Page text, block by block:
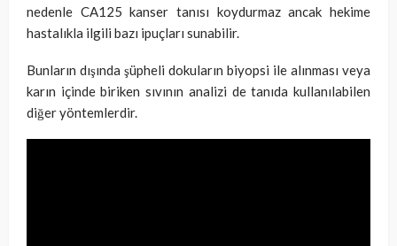
nedenle CA125 kanser tanısı koydurmaz ancak hekime
hastalıkla ilgili bazı ipuçları sunabilir.
Bunların dışında şüpheli dokuların biyopsi ile alınması veya
karın içinde biriken sıvının analizi de tanıda kullanılabilen
diğer yöntemlerdir.